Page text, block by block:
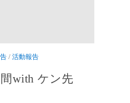
/ 活動報告
with ケン先